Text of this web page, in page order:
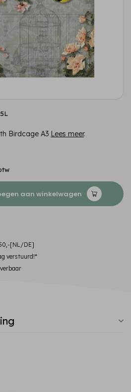
Birdcage A3 Lees meer.
aan winkelwagen
[NL/DE]
verstuurd!*